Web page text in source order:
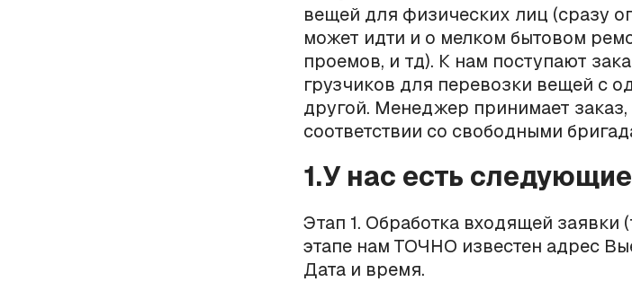
вещей для физических лиц (сразу
может идти и о мелком бытовом
проемов, и тд). К нам поступают
грузчиков для перевозки вещей с
другой. Менеджер принимает
соответствии со свободными
1.У нас есть
Этап 1. Обработка входящей заявки
этапе нам ТОЧНО известен адрес
Дата и время.